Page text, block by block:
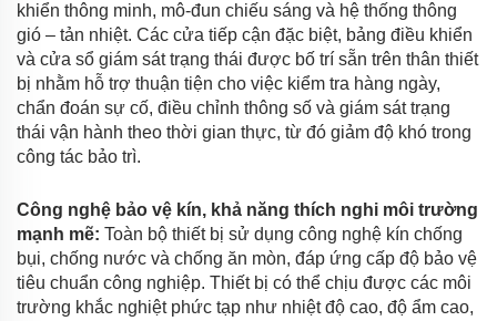
khiển thông minh, mô-đun chiếu sáng và hệ thống thông
gió – tản nhiệt. Các cửa tiếp cận đặc biệt, bảng điều khiển
và cửa sổ giám sát trạng thái được bố trí sẵn trên thân thiết
bị nhằm hỗ trợ thuận tiện cho việc kiểm tra hàng ngày,
chẩn đoán sự cố, điều chỉnh thông số và giám sát trạng
thái vận hành theo thời gian thực, từ đó giảm độ khó trong
công tác bảo trì.
Công nghệ bảo vệ kín, khả năng thích nghi môi trường
mạnh mẽ: Toàn bộ thiết bị sử dụng công nghệ kín chống
bụi, chống nước và chống ăn mòn, đáp ứng cấp độ bảo vệ
tiêu chuẩn công nghiệp. Thiết bị có thể chịu được các môi
trường khắc nghiệt phức tạp như nhiệt độ cao, độ ẩm cao,